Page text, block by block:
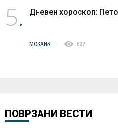
5 Дневен хороскоп:
МОЗАИК visibility 627
ПОВРЗАНИ ВЕСТИ